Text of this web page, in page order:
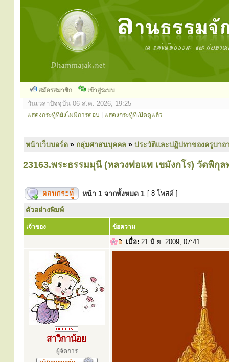
สมัครสมาชิก เข้าสู่ระบบ
วันเวลาปัจจุบัน 06 ส.ค. 2026, 19:25
แสดงกระทู้ที่ยังไม่มีการตอบ แสดงกระทู้ที่เปิดดูแล้ว
หน้าเว็บบอร์ด » กลุ่มศาสนบุคคล » ประวัติและปฏิปทาของครูบาอ
23163.พระธรรมมุนี (หลวงพ่อแพ เขมังกโร) วัดพิกุล
หน้า 1 จากทั้งหมด 1 [ 8 โพสต์ ]
ตัวอย่างพิมพ์
เจ้าของ ข้อความ
เมื่อ: 21 มิ.ย. 2009, 07:41
สาวิกาน้อย
ผู้จัดการ